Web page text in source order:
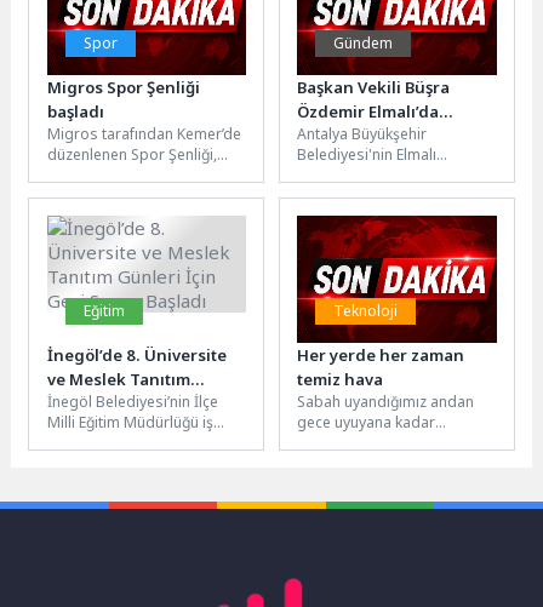
Spor
Migros Spor Şenliği
başladı
Migros tarafından Kemer’de
düzenlenen Spor Şenliği,
Etkinliğe, Türkiye’nin farklı
bölgelerinden gelen...
Gündem
Başkan Vekili Büşra
Özdemir Elmalı’da
muhtarlarla buluştu
Antalya Büyükşehir
Belediyesi'nin Elmalı
değerlendirmek amacıyla
Büyükşehir Belediyesi
Başkan Vekili Büşra
Özdemir'in katılımlarıyla...
Eğitim
İnegöl’de 8. Üniversite
ve Meslek Tanıtım
Günleri İçin Geri Sayım
Başladı
İnegöl Belediyesi’nin İlçe
Milli Eğitim Müdürlüğü iş
Teknoloji
Her yerde her zaman
temiz hava
Sabah uyandığımız andan
gece uyuyana kadar
zaman...